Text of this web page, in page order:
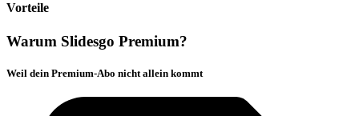
Vorteile
Warum Slidesgo Premium?
Weil dein Premium-Abo nicht allein kommt